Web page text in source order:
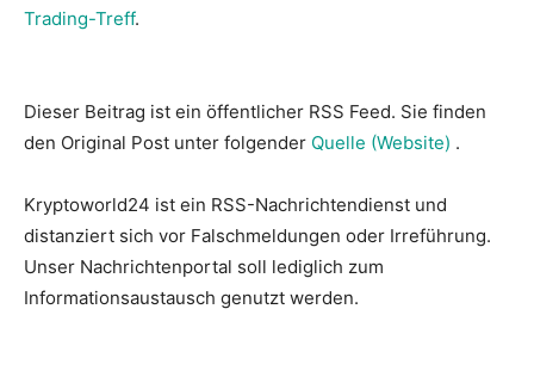
Trading-Treff.
Dieser Beitrag ist ein öffentlicher RSS Feed. Sie finden
den Original Post unter folgender Quelle (Website) .
Kryptoworld24 ist ein RSS-Nachrichtendienst und
distanziert sich vor Falschmeldungen oder Irreführung.
Unser Nachrichtenportal soll lediglich zum
Informationsaustausch genutzt werden.